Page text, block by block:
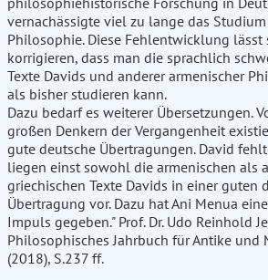
vernachässigte viel zu lange das
Philosophie. Diese Fehlentwicklung lässt
korrigieren, dass man die sprachlich
Texte Davids und anderer armenischer
als bisher studieren kann.
Dazu bedarf es weiterer Übersetzungen.
großen Denkern der Vergangenheit
gute deutsche Übertragungen. David
liegen einst sowohl die armenischen als
griechischen Texte Davids in einer guten
Übertragung vor. Dazu hat Ani Menua
Impuls gegeben." Prof. Dr. Udo Reinhold
Philosophisches Jahrbuch für Antike und
(2018), S.237 ff.